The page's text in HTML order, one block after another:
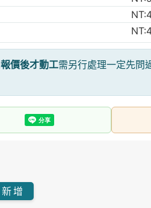
報價後才動工需另行處理一定先問